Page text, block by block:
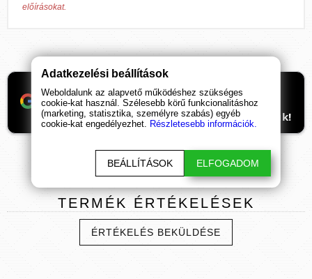
előírásokat.
Ha támogatnád a munkánkat, itt tudod
beállítani, hogy előre kerüljenek
ismeretterjesztő cikkeink. Hálásan köszönjük!
TERMÉK ÉRTÉKELÉSEK
ÉRTÉKELÉS BEKÜLDÉSE
Adatkezelési beállítások
Weboldalunk az alapvető működéshez szükséges
cookie-kat használ. Szélesebb körű funkcionalitáshoz
(marketing, statisztika, személyre szabás) egyéb
cookie-kat engedélyezhet. Részletesebb információk.
BEÁLLÍTÁSOK ELFOGADOM